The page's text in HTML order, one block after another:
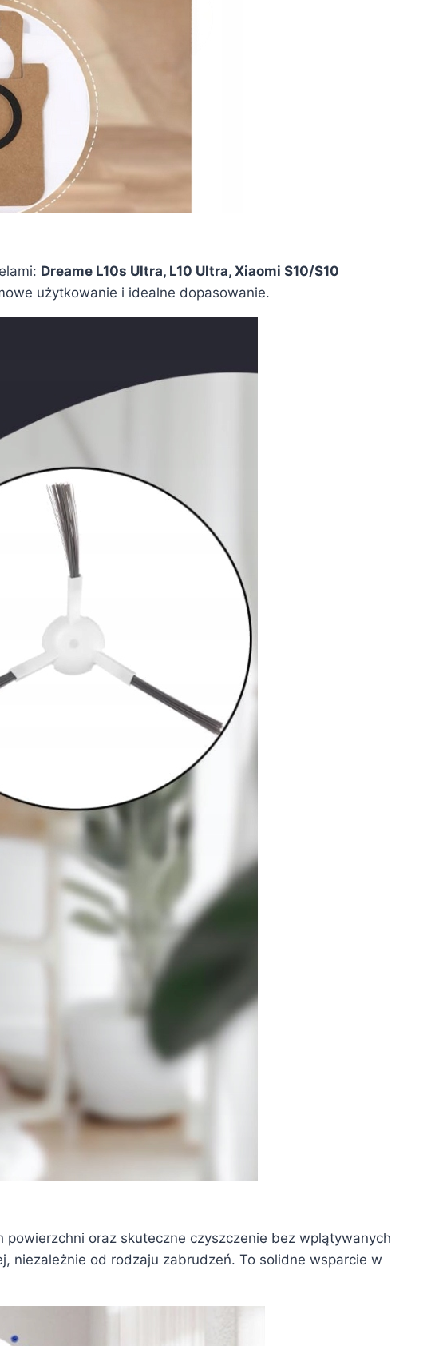
Dreame L10s Ultra, L10 Ultra, Xiaomi S10/S10
użytkowanie i idealne dopasowanie.
oraz skuteczne czyszczenie bez wplątywanych
niezależnie od rodzaju zabrudzeń. To solidne wsparcie w